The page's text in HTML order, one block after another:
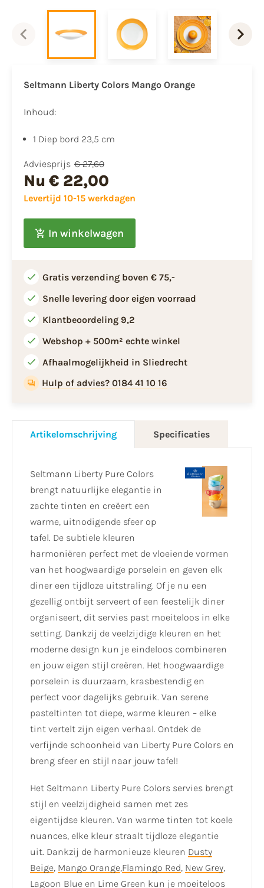
Seltmann Liberty Colors Mango Orange
Inhoud:
1 Diep bord 23,5 cm
Adviesprijs € 27,60
Nu € 22,00
Levertijd 10-15 werkdagen
In winkelwagen
Gratis verzending boven € 75,-
Snelle levering door eigen voorraad
Klantbeoordeling 9,2
Webshop + 500m² echte winkel
Afhaalmogelijkheid in Sliedrecht
Hulp of advies? 0184 41 10 16
Artikelomschrijving Specificaties
Seltmann Liberty Pure Colors
brengt natuurlijke elegantie in
zachte tinten en creëert een
warme, uitnodigende sfeer op
tafel. De subtiele kleuren
harmoniëren perfect met de vloeiende vormen
van het hoogwaardige porselein en geven elk
diner een tijdloze uitstraling. Of je nu een
gezellig ontbijt serveert of een feestelijk diner
organiseert, dit servies past moeiteloos in elke
setting. Dankzij de veelzijdige kleuren en het
moderne design kun je eindeloos combineren
en jouw eigen stijl creëren. Het hoogwaardige
porselein is duurzaam, krasbestendig en
perfect voor dagelijks gebruik. Van serene
pasteltinten tot diepe, warme kleuren – elke
tint vertelt zijn eigen verhaal. Ontdek de
verfijnde schoonheid van Liberty Pure Colors en
breng sfeer en stijl naar jouw tafel!
Het Seltmann Liberty Pure Colors servies brengt
stijl en veelzijdigheid samen met zes
eigentijdse kleuren. Van warme tinten tot koele
nuances, elke kleur straalt tijdloze elegantie
uit. Dankzij de harmonieuze kleuren Dusty
Beige, Mango Orange,Flamingo Red, New Grey,
Lagoon Blue en Lime Green kun je moeiteloos